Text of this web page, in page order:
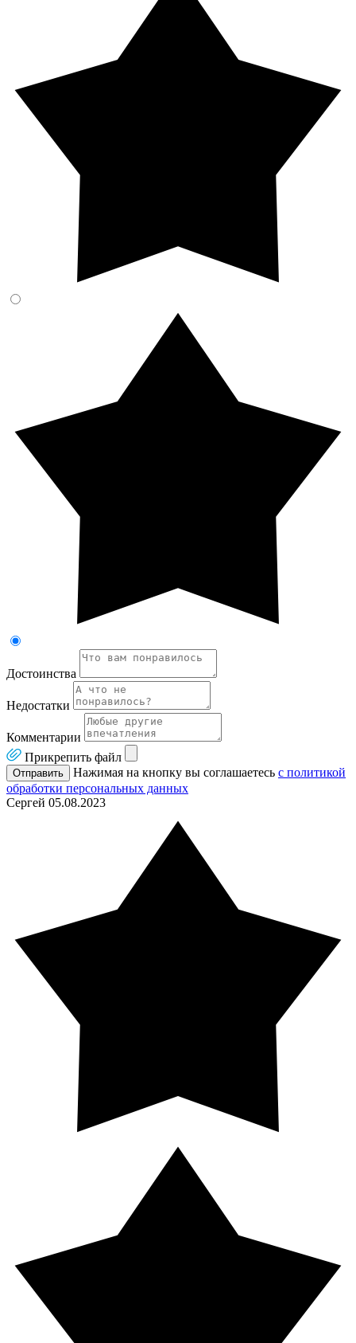
Достоинства
Недостатки
Комментарии
Прикрепить файл
Отправить Нажимая на кнопку вы соглашаетесь с политикой
обработки персональных данных
Сергей 05.08.2023